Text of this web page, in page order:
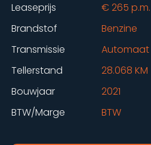
Leaseprijs
€ 265 p.m.
Brandstof
Benzine
Transmissie
Automaat
Tellerstand
28.068 KM
Bouwjaar
2021
BTW/Marge
BTW